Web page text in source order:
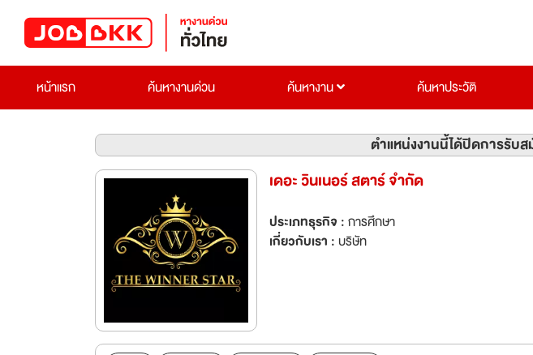
หน้าแรก
ค้นหางานด่วน ค้นหางาน ค้นหาประวัติ
ตำแหน่งงานนี้ได้ปิดการรับ
เดอะ วินเนอร์ สตาร์ จำกัด
ประเภทธุรกิจ :การศึกษา
เกี่ยวกับเรา :บริษัท